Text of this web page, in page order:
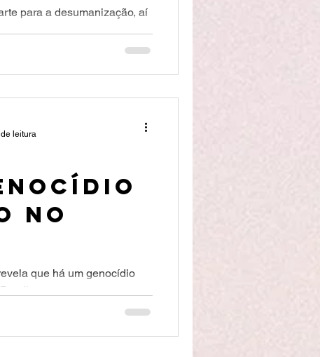
para a desumanização, aí
paixões. E 100 % conta
paixão.
no
que há um genocídio
leitura